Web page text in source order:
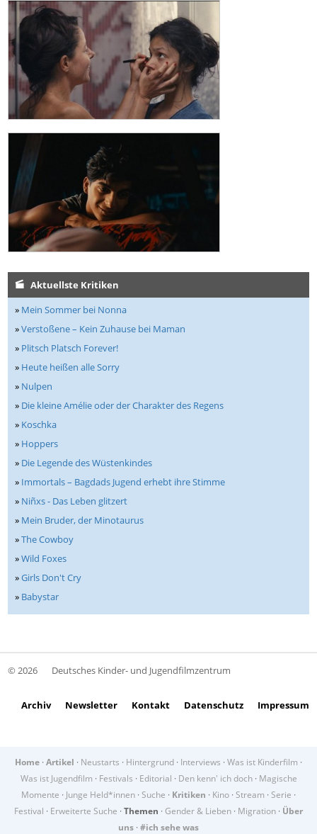
Aktuellste Kritiken
» Mein Sommer bei Nonna
»Verstoßene – Kein Zuhause bei Maman
» Plitsch Platsch Forever!
» Heute heißen alle Sorry
» Nulpen
» Die kleine Amélie oder der Charakter des Regens
» Koschka
» Hoppers
» Die Legende des Wüstenkindes
» Immortals – Bagdads Jugend erhebt ihre Stimme
» Niñxs - Das Leben glitzert
» Mein Bruder, der Minotaurus
»The Cowboy
»Wild Foxes
»Girls Don't Cry
» Babystar
© 2026 Deutsches Kinder- und Jugendfilmzentrum
Archiv Newsletter Kontakt Datenschutz Impressum
Home · Artikel · Neustarts · Hintergrund · Interviews · Was ist Kinderfilm ·
Was ist Jugendfilm · Festivals · Editorial · Den kenn' ich doch· Magische
Momente · Junge Held*innen · Suche · Kritiken · Kino · Stream · Serie ·
Festival · Erweiterte Suche · Themen · Gender & Lieben · Migration · Über
uns · #ich sehe was